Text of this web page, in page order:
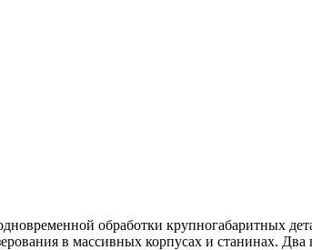
обработки крупногабаритных
в массивных корпусах и станинах.